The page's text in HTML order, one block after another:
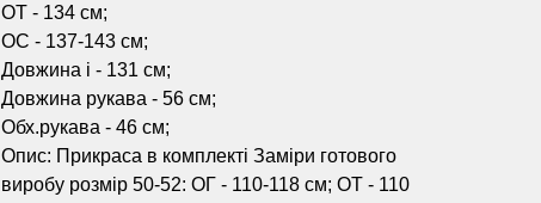
ОТ - 134 см;
ОС - 137-143 см;
Довжина і - 131 см;
Довжина рукава - 56 см;
Обх.рукава - 46 см;
Опис: Прикраса в комплекті Заміри готового
виробу розмір 50-52: ОГ - 110-118 см; ОТ - 110